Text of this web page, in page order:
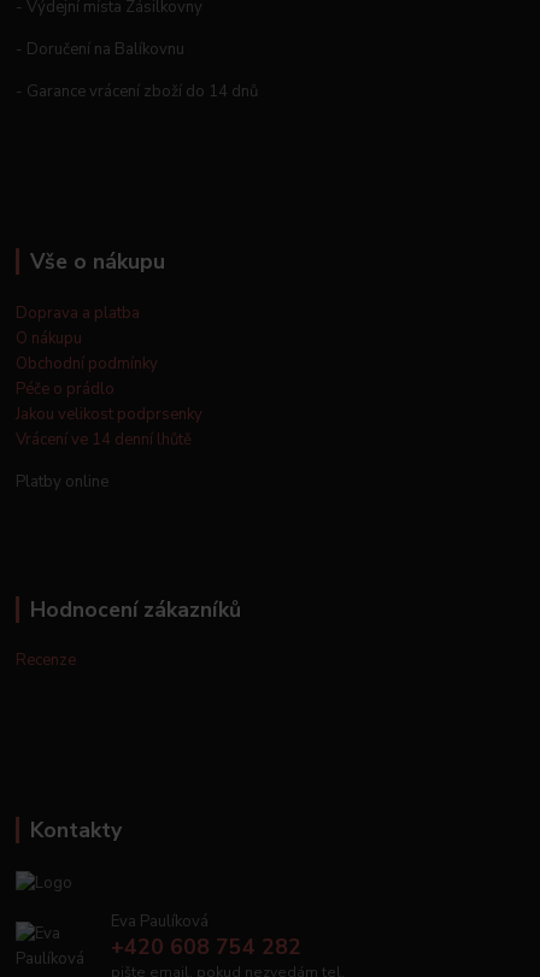
- Výdejní místa Zásilkovny
- Doručení na Balíkovnu
- Garance vrácení zboží do 14 dnů
Vše o nákupu
Doprava a platba
O nákupu
Obchodní podmínky
Péče o prádlo
Jakou velikost podprsenky
Vrácení ve 14 denní lhůtě
Platby online
Hodnocení zákazníků
Recenze
Kontakty
Eva Paulíková
+420 608 754 282
pište email, pokud nezvedám tel.